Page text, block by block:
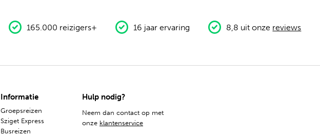
165.000 reizigers+ 16 jaar ervaring 8,8 uit onze reviews
Informatie
Groepsreizen
Sziget Express
Busreizen
Hulp nodig?
Neem dan contact op met
onze klantenservice